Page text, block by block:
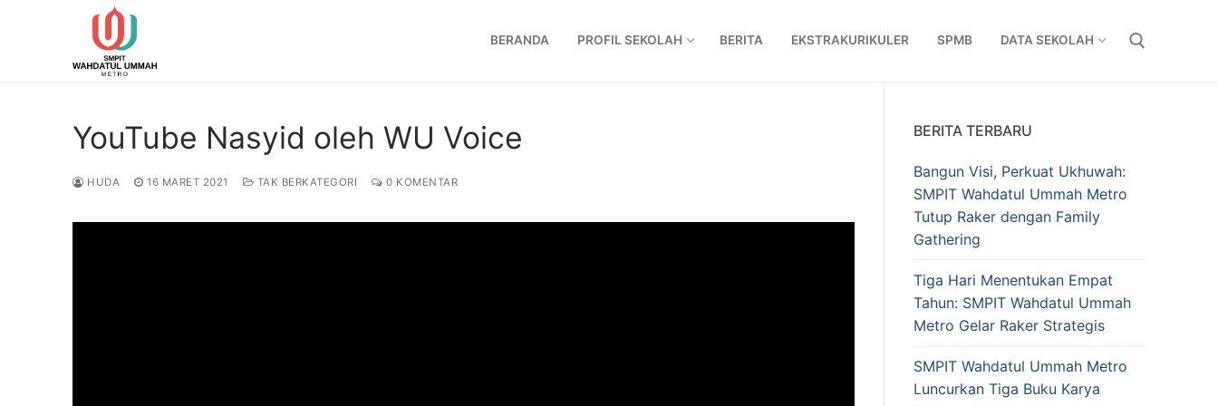
BERANDA PROFIL SEKOLAH BERITA EKSTRAKURIKULER SPMB DATA SEKOLAH
YouTube Nasyid oleh WU Voice
HUDA 16 MARET 2021 TAK BERKATEGORI 0 KOMENTAR
BERITA TERBARU
Bangun Visi, Perkuat Ukhuwah:
SMPIT Wahdatul Ummah Metro
Tutup Raker dengan Family
Gathering
Tiga Hari Menentukan Empat
Tahun: SMPIT Wahdatul Ummah
Metro Gelar Raker Strategis
SMPIT Wahdatul Ummah Metro
Luncurkan Tiga Buku Karya